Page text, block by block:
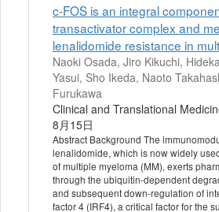
c‐FOS is an integral
transactivator complex and
lenalidomide resistance in
Naoki Osada, Jiro Kikuchi,
Yasui, Sho Ikeda, Naoto
Furukawa
Clinical and Translational
8月15日
Abstract Background The
lenalidomide, which is now widely
of multiple myeloma (MM), exerts
through the ubiquitin‐dependent
and subsequent down‐regulation of
factor 4 (IRF4), a critical factor for the